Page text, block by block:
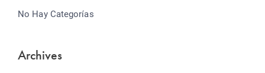
No Hay Categorías
Archives